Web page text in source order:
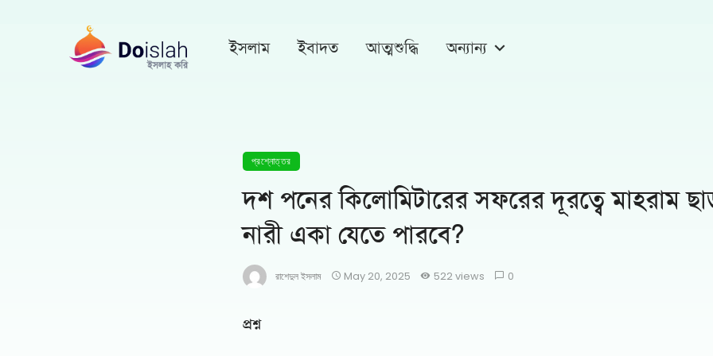
ইসলাম ইবাদত আত্মশুদ্ধি অন্যান্য
প্রশ্নোত্তর
দশ পনের কিলোমিটারের সফরের দূরত্বে মাহরাম
নারী একা যেতে পারবে?
রাশেদুল ইসলাম May 20, 2025 522 views 0
প্রশ্ন